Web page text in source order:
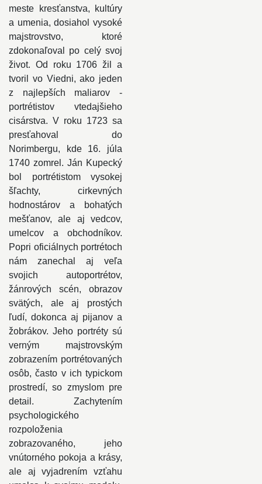
meste kresťanstva, kultúry
a umenia, dosiahol vysoké
majstrovstvo, ktoré
zdokonaľoval po celý svoj
život. Od roku 1706 žil a
tvoril vo Viedni, ako jeden
z najlepších maliarov -
portrétistov vtedajšieho
cisárstva. V roku 1723 sa
presťahoval do
Norimbergu, kde 16. júla
1740 zomrel. Ján Kupecký
bol portrétistom vysokej
šľachty, cirkevných
hodnostárov a bohatých
mešťanov, ale aj vedcov,
umelcov a obchodníkov.
Popri oficiálnych portrétoch
nám zanechal aj veľa
svojich autoportrétov,
žánrových scén, obrazov
svätých, ale aj prostých
ľudí, dokonca aj pijanov a
žobrákov. Jeho portréty sú
verným majstrovským
zobrazením portrétovaných
osôb, často v ich typickom
prostredí, so zmyslom pre
detail. Zachytením
psychologického
rozpoloženia
zobrazovaného, jeho
vnútorného pokoja a krásy,
ale aj vyjadrením vzťahu